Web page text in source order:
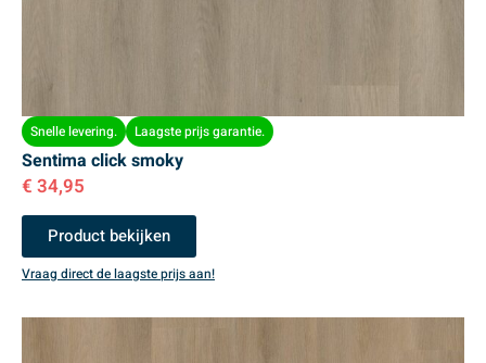
Snelle levering. Laagste prijs garantie.
Sentima click smoky
€ 34,95
Product bekijken
Vraag direct de laagste prijs aan!